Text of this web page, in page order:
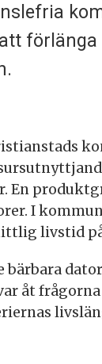
En
I
livstid
åt